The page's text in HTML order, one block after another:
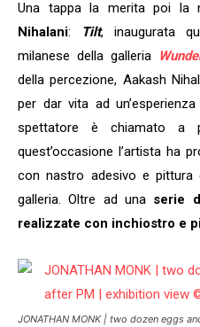
Una tappa la merita poi la
Nihalani: Tilt, inaugurata
milanese della galleria
della percezione, Aakash
per dar vita ad
spettatore è chiamato a
quest’occasione l’artista ha
con nastro adesivo e pittura
galleria. Oltre ad una serie
realizzate con inchiostro e
JONATHAN MONK | two dozen eggs